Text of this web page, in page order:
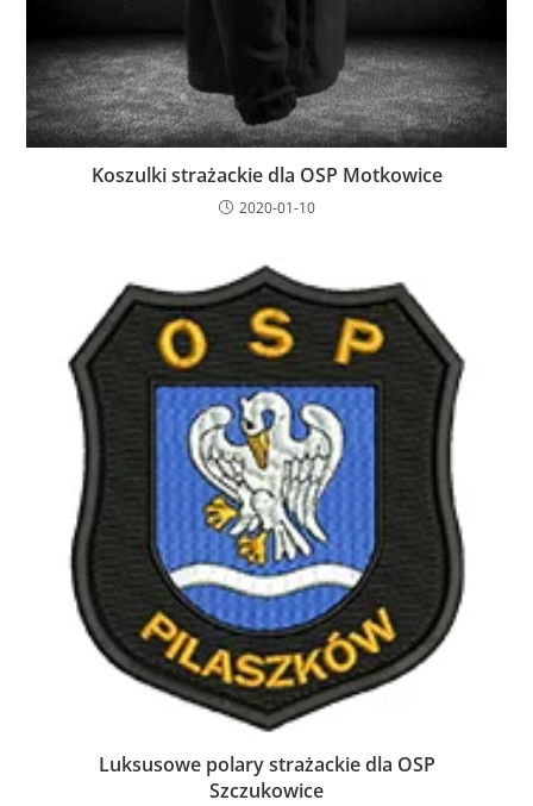
Koszulki strażackie dla OSP Motkowice
2020-01-10
Luksusowe polary strażackie dla OSP
Szczukowice